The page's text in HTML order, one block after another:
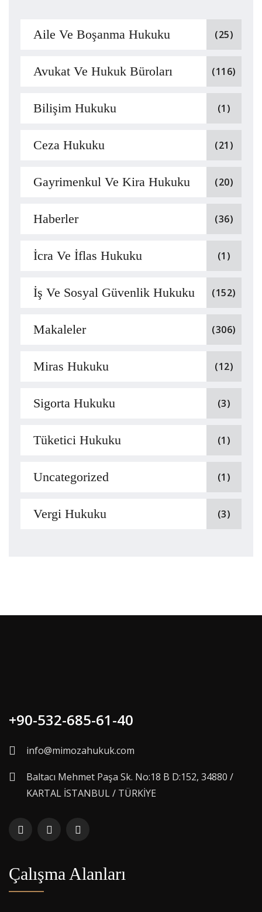
Aile Ve Boşanma Hukuku (25)
Avukat Ve Hukuk Büroları (116)
Bilişim Hukuku (1)
Ceza Hukuku (21)
Gayrimenkul Ve Kira Hukuku (20)
Haberler (36)
İcra Ve İflas Hukuku (1)
İş Ve Sosyal Güvenlik Hukuku (152)
Makaleler (306)
Miras Hukuku (12)
Sigorta Hukuku (3)
Tüketici Hukuku (1)
Uncategorized (1)
Vergi Hukuku (3)
+90-532-685-61-40
info@mimozahukuk.com
Baltacı Mehmet Paşa Sk. No:18 B D:152, 34880 /
KARTAL İSTANBUL / TÜRKİYE
Çalışma Alanları